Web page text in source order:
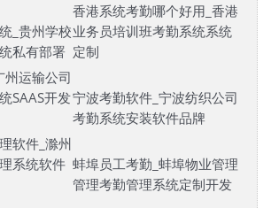
_贵州学校
私有部署
香港系统考勤哪个好用_香港
业务员培训班考勤系统系统
定制
州运输公司
SAAS开发宁波考勤软件_宁波纺织公司
考勤系统安装软件品牌
软件_滁州
系统软件 蚌埠员工考勤_蚌埠物业管理
管理考勤管理系统定制开发